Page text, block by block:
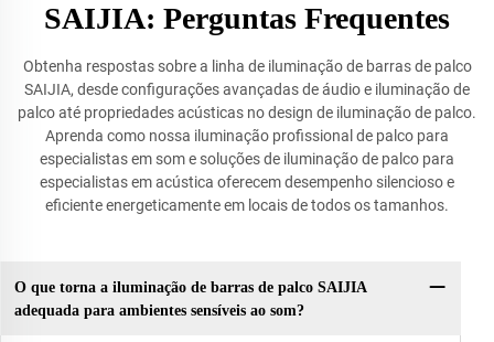
SAIJIA: Perguntas Frequentes
Obtenha respostas sobre a linha de iluminação de barras de palco
SAIJIA, desde configurações avançadas de áudio e iluminação de
palco até propriedades acústicas no design de iluminação de palco.
Aprenda como nossa iluminação profissional de palco para
especialistas em som e soluções de iluminação de palco para
especialistas em acústica oferecem desempenho silencioso e
eficiente energeticamente em locais de todos os tamanhos.
O que torna a iluminação de barras de palco SAIJIA
adequada para ambientes sensíveis ao som?